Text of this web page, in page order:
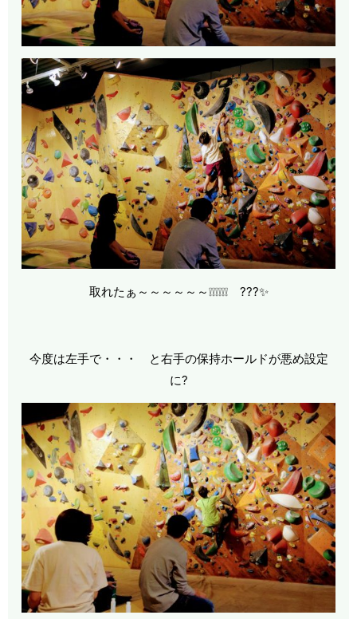
取れたぁ～～～～～～❕❕❕❕❕❕ ???✨
今度は左手で・・・ と右手の保持ホールドが悪め設定
に?